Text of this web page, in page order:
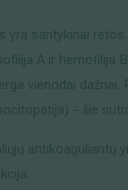
santykinai
A ir hemofilija
vienodai
– šie